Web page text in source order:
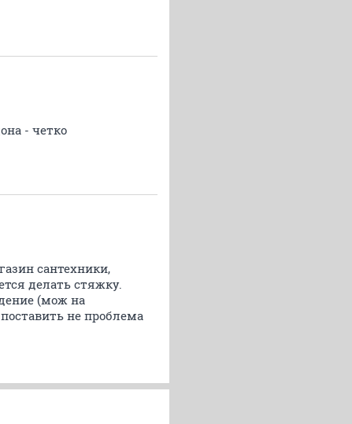
- четко
сантехники,
делать стяжку.
(мож на
не проблема